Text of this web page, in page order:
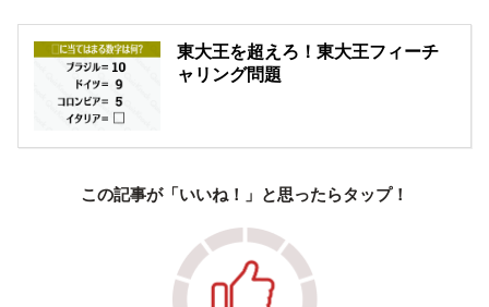
東大王を超えろ！東大王フィーチ
ャリング問題
この記事が「いいね！」と思ったらタップ！